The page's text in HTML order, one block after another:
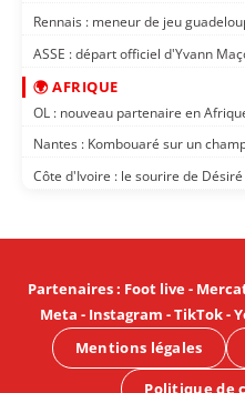
Rennais : meneur de jeu
ASSE : départ officiel d'Yvann
🌍 AFRIQUE
OL : nouveau partenaire en
Nantes : Kombouaré sur un
Côte d'Ivoire : le sourire de Désiré
Partenaires: Foot live-
Meta - Instagram -TikTok-
Mentions légales
Politique de